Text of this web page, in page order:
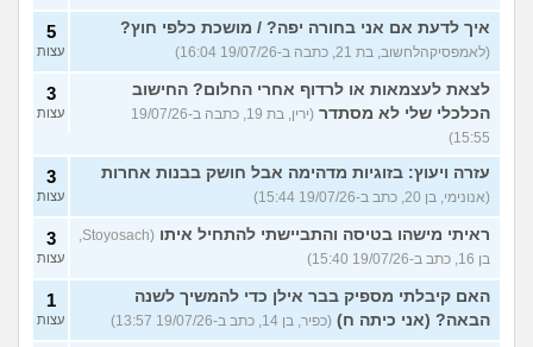
איך לדעת אם אני בחורה יפה? / מושכת כלפי חוץ?
(לאמפסיקהלחשוב, בת 21, כתבה ב-19/07/26 16:04)
5
עצות
לצאת לעצמאות או לרדוף אחרי החלום? החישוב
הכלכלי שלי לא מסתדר
(ירין, בת 19, כתבה ב-19/07/26
15:55)
3
עצות
עזרה ויעוץ: בזוגיות מדהימה אבל חושק בבנות אחרות
(אנונימי, בן 20, כתב ב-19/07/26 15:44)
3
עצות
ראיתי מישהו בטיסה והתביישתי להתחיל איתו
(Stoyosach,
בן 16, כתב ב-19/07/26 15:40)
3
עצות
האם קיבלתי מספיק בבר אילן כדי להמשיך לשנה
הבאה? (אני כיתה ח) (כפיר, בן 14, כתב ב-19/07/26 13:57)
1
עצות